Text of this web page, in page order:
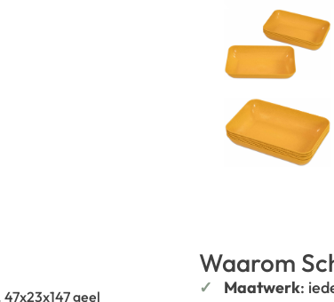
geel
Waarom
Maatwerk: